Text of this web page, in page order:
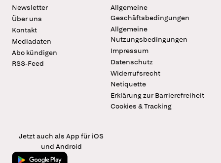
Newsletter
Über uns
Kontakt
Mediadaten
Abo kündigen
RSS-Feed
Allgemeine
Geschäftsbedingungen
Allgemeine
Nutzungsbedingungen
Impressum
Datenschutz
Widerrufsrecht
Netiquette
Erklärung zur Barrierefreiheit
Cookies & Tracking
Jetzt auch als App für iOS
und Android
Jetzt bei Google Play